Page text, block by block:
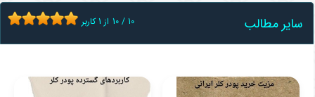
سایر مطالب 10 / 10 از 1کاربر